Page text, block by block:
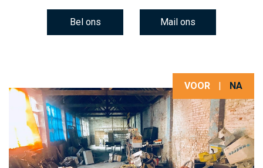
Bel ons Mail ons
VOOR | NA